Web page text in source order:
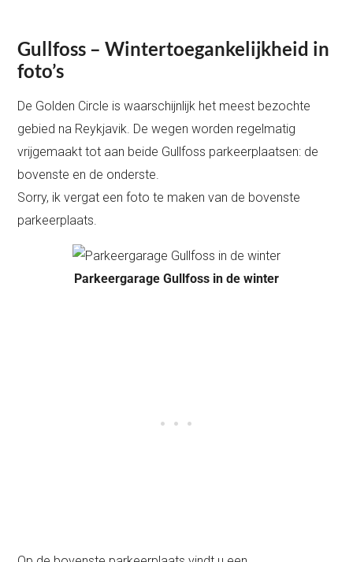
Gullfoss – Wintertoegankelijkheid in
foto’s
De Golden Circle is waarschijnlijk het meest bezochte
gebied na Reykjavik. De wegen worden regelmatig
vrijgemaakt tot aan beide Gullfoss parkeerplaatsen: de
bovenste en de onderste.
Sorry, ik vergat een foto te maken van de bovenste
parkeerplaats.
Parkeergarage Gullfoss in de winter